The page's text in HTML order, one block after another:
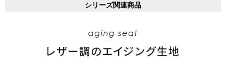
シリーズ関連商品